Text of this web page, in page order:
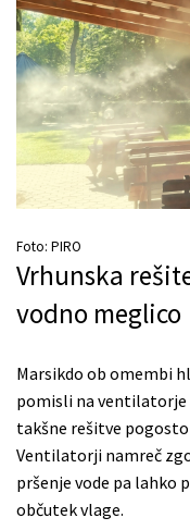
Foto: PIRO
Vrhunska
vodno meglico
Marsikdo ob omembi
pomisli na ventilatorje
takšne rešitve
Ventilatorji namreč
pršenje vode pa lahko
občutek vlage.